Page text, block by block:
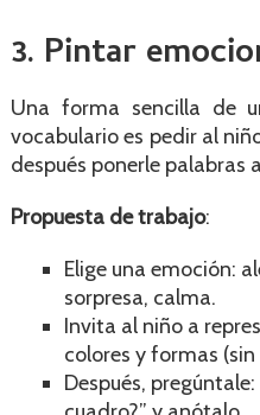
3. Pintar
Una forma sencilla de
vocabulario es pedir al
después ponerle palabras
Propuesta de trabajo:
Elige una emoción:
sorpresa, calma.
Invita al niño a
colores y formas
Después,